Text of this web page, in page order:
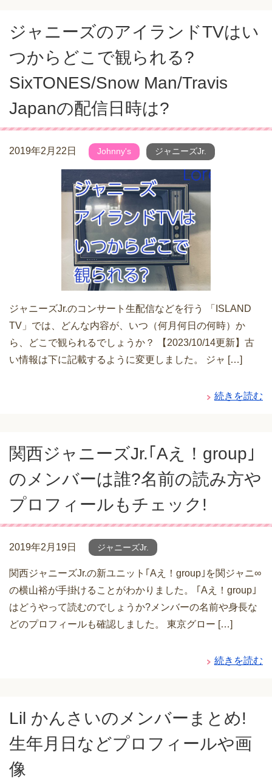
ジャニーズのアイランドTVはい
つからどこで観られる?
SixTONES/Snow Man/Travis
Japanの配信日時は?
2019年2月22日 Johnny's ジャニーズJr.
ジャニーズJr.のコンサート生配信などを行う 「ISLAND
TV」では、どんな内容が、いつ（何月何日の何時）か
ら、どこで観られるでしょうか？ 【2023/10/14更新】古
い情報は下に記載するように変更しました。 ジャ […]
続きを読む
関西ジャニーズJr.｢Aえ！group｣
のメンバーは誰?名前の読み方や
プロフィールもチェック!
2019年2月19日 ジャニーズJr.
関西ジャニーズJr.の新ユニット｢Aえ！group｣を関ジャニ∞
の横山裕が手掛けることがわかりました。 ｢Aえ！group｣
はどうやって読むのでしょうか?メンバーの名前や身長な
どのプロフィールも確認しました。 東京グロー […]
続きを読む
Lil かんさいのメンバーまとめ!
生年月日などプロフィールや画
像